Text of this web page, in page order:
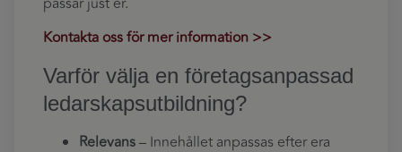
Kontakta oss för mer information >>
Varför välja en företagsanpassad
ledarskapsutbildning?
Relevans– Innehållet anpassas efter era